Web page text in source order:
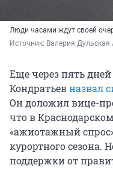
Люди часами ждут своей
Источник: Валерия Дульская
Еще через пять
Кондратьевназвал
Он доложил вице-
что в
«ажиотажный
курортного сезона.
поддержки от